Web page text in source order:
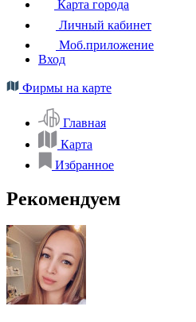
Карта города
Личный кабинет
Моб.приложение
Вход
Фирмы на карте
Главная
Карта
Избранное
Рекомендуем